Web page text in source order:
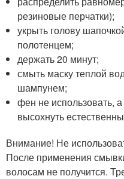
резиновые перчатки);
укрыть голову
полотенцем;
держать 20 минут;
смыть маску теплой
шампунем;
фен не использовать,
высохнуть
Внимание! Не
После применения
волосам не получится.